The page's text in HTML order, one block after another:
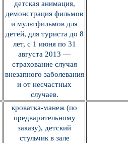
детская анимация,
демонстрация фильмов
и мультфильмов для
детей, для туриста до 8
лет, с 1 июня по 31
августа 2013 —
страхование случая
внезапного заболевания
и от несчастных
случаев.
кроватка-манеж (по
предварительному
заказу), детский
стульчик в зале